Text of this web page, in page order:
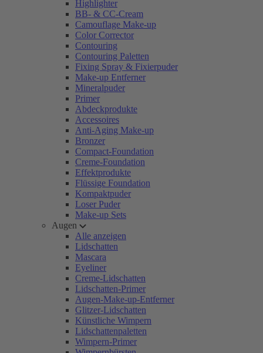
Highlighter
BB- & CC-Cream
Camouflage Make-up
Color Corrector
Contouring
Contouring Paletten
Fixing Spray & Fixierpuder
Make-up Entferner
Mineralpuder
Primer
Abdeckprodukte
Accessoires
Anti-Aging Make-up
Bronzer
Compact-Foundation
Creme-Foundation
Effektprodukte
Flüssige Foundation
Kompaktpuder
Loser Puder
Make-up Sets
Augen
Alle anzeigen
Lidschatten
Mascara
Eyeliner
Creme-Lidschatten
Lidschatten-Primer
Augen-Make-up-Entferner
Glitzer-Lidschatten
Künstliche Wimpern
Lidschattenpaletten
Wimpern-Primer